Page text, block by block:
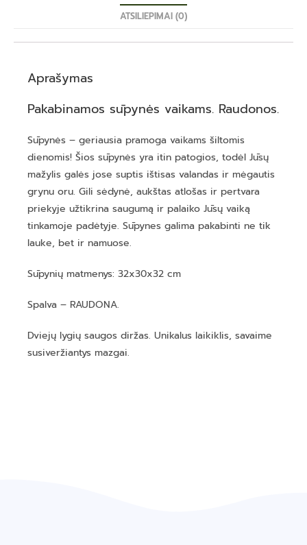
ATSILIEPIMAI (0)
Aprašymas
Pakabinamos sūpynės vaikams. Raudonos.
Sūpynės – geriausia pramoga vaikams šiltomis
dienomis! Šios sūpynės yra itin patogios, todėl Jūsų
mažylis galės jose suptis ištisas valandas ir mėgautis
grynu oru. Gili sėdynė, aukštas atlošas ir pertvara
priekyje užtikrina saugumą ir palaiko Jūsų vaiką
tinkamoje padėtyje. Sūpynes galima pakabinti ne tik
lauke, bet ir namuose.
Sūpynių matmenys: 32x30x32 cm
Spalva – RAUDONA.
Dviejų lygių saugos diržas. Unikalus laikiklis, savaime
susiveržiantys mazgai.